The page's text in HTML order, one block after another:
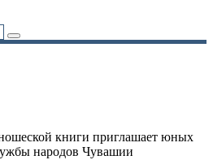
книги приглашает юных
народов Чувашии